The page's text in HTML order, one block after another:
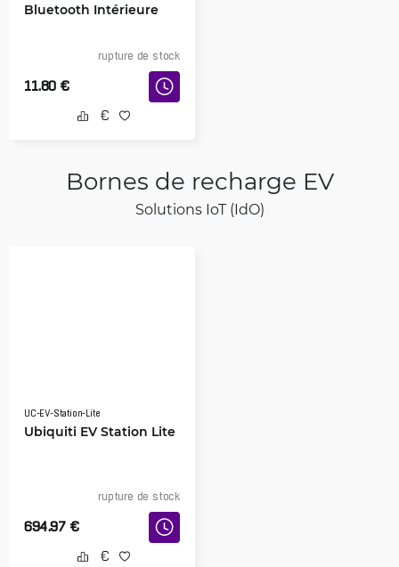
Bluetooth Intérieure
rupture de stock
11.80 €
Bornes de recharge EV
Solutions IoT (IdO)
UC-EV-Station-Lite
Ubiquiti EV Station Lite
rupture de stock
694.97 €